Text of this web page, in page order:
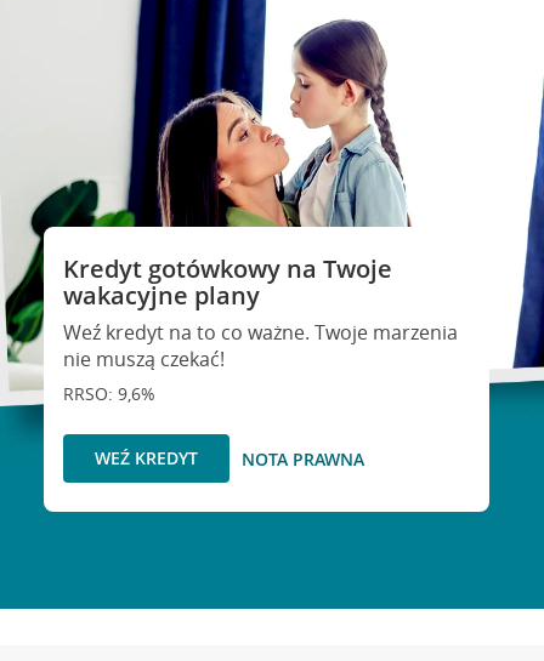
Kredyt gotówkowy na Twoje
wakacyjne plany
Weź kredyt na to co ważne. Twoje marzenia
nie muszą czekać!
RRSO: 9,6%
WEŹ KREDYT NOTA PRAWNA